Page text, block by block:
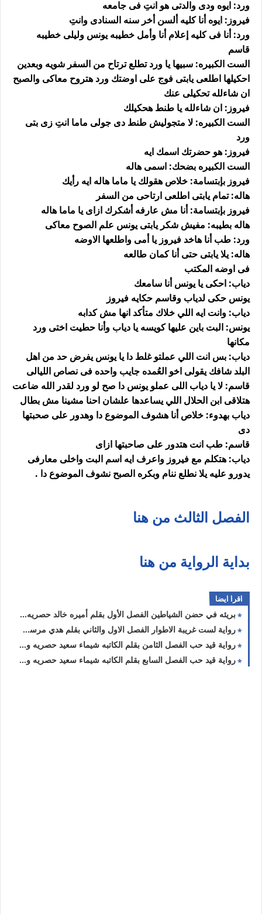
ورد: ايوه ودى والدتى هو انتِ فى جامعه
فيروز: ايوه أنا كليه ألسن أخر سنه السنادى وانتِ
ورد: أنا فى كليه إعلام أنا وأمل خطيبه يونس وليلى خطيبه
قاسم
الست الكبيره: سبيها يا ورد تطلع ترتاح من السفر شويه وبعدين
احكيلها اطلعى يابتى فوج على اوضتك ورد هتروح معاكى والصبح
ان شاءلله تحكيلى عنك
فيروز: ان شاءلله يا طنط هحكيلك
الست الكبيره: لا متجوليش طنط دى جولى ماما انتِ زى بتى
ورد
فيروز: هو حضرتك اسمك ايه
الست الكبيره بضحك: اسمى هاله
فيروز بإبتسامة: خلاص هقولك يا ماما هاله ايه رأيك
هاله: تمام يابتى اطلعى ارتاحى من السفر
فيروز بإبتسامة: أنا مش عارفه أشكرك ازاى يا ماما هاله
هاله بطيبه: مفيش شكر يابتى يونس علم الصوح معاكى
ورد: طب أنا هاخد فيروز يا أمى واطلعها الاوضه
هاله: يلا يابتى حتى أنا كمان طالعه
فى اوضه المكتب
دياب: احكى يا يونس أنا سامعك
يونس حكى لدياب وقاسم حكايه فيروز
دياب: وانت ايه اللي خلاك متأكد انها مش كدابه
يونس: البت باين عليها كويسه يا دياب وأنا حطيت اختى ورد
مكانها
دياب: بس انت اللي عملتو غلط دا يا يونس يفرض حد من اهل
البلد شافك يقولى اخو العُمده جايب واحده فى نصاص الليالى
قاسم: لا يا دياب اللى عملو يونس دا صح لو ورد لقدر الله ضاعت
هتلاقى ابن الحلال اللي يساعدها علشان احنا مشينا مش بطال
دياب بهدوء: خلاص أنا هشوف الموضوع دا وهدور على صحبتها
دى
قاسم: طب انت هتدور على صاحبتها ازاى
دياب: هتكلم مع فيروز واعرف ايه اسم البت واخلى معارفى
يدورو عليه يلا نطلع ننام وبكره الصبح نشوف الموضوع دا .
الفصل الثالث من هنا
بداية الرواية من هنا
اقرا ايضا
بريئه في حضن الشياطين الفصل الأول بقلم أميره خالد حصريه وجديده
رواية لست غريبة الاطوار الفصل الاول والثاني بقلم هدي مرسي حصريه وجديده
رواية قيد حب الفصل الثامن بقلم الكاتبه شيماء سعيد حصريه وجديده
رواية قيد حب الفصل السابع بقلم الكاتبه شيماء سعيد حصريه وجديده